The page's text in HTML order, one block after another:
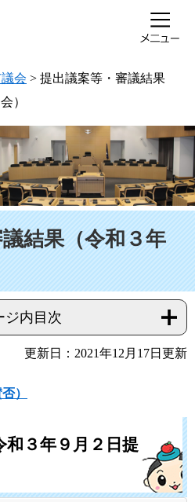
会 > 提出議案等・審議結果
）
結果（令和３年
ジ内目次
更新日：2021年12月17日更新
）
和３年９月２日提